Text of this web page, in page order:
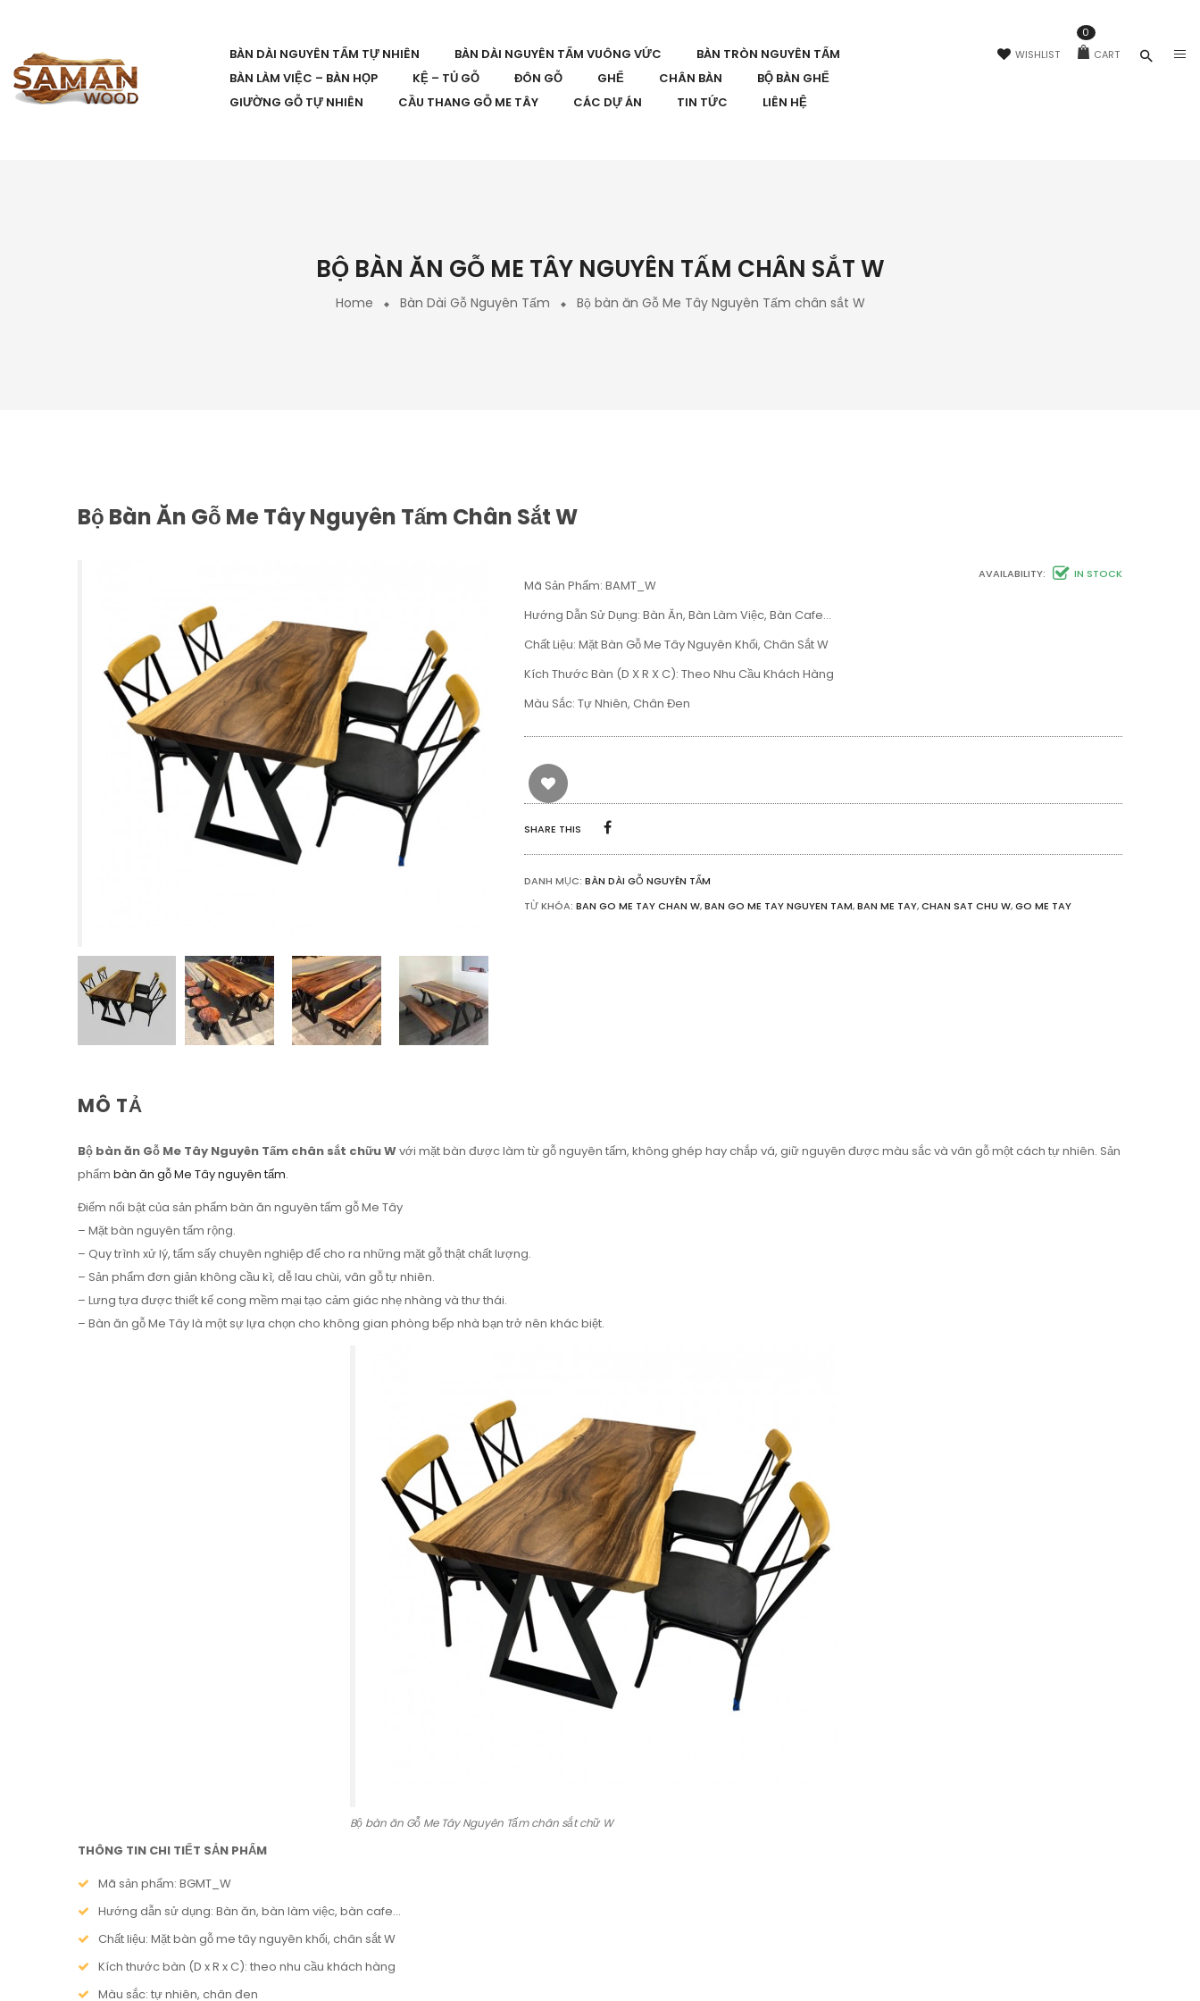
BÀN DÀI NGUYÊN TẤM TỰ NHIÊN BÀN DÀI NGUYÊN TẤM VUÔNG VỨC
BÀN TRÒN NGUYÊN TẤM
BÀN LÀM VIỆC – BÀN HỌP
KỆ – TỦ GỖ ĐÔN GỖ GHẾ CHÂN BÀN
BỘ BÀN GHẾ
GIƯỜNG GỖ TỰ NHIÊN
CẦU THANG GỖ ME TÂY CÁC DỰ ÁN TIN TỨC LIÊN HỆ
WISHLIST CART
0
BỘ BÀN ĂN GỖ ME TÂY NGUYÊN TẤM CHÂN SẮT W
Home Bàn Dài Gỗ Nguyên Tấm Bộ bàn ăn Gỗ Me Tây Nguyên Tấm chân sắt W
Bộ Bàn Ăn Gỗ Me Tây Nguyên Tấm Chân Sắt W
AVAILABILITY: IN STOCK
Mã Sản Phẩm: BAMT_W
Hướng Dẫn Sử Dụng: Bàn Ăn, Bàn Làm Việc, Bàn Cafe…
Chất Liệu: Mặt Bàn Gỗ Me Tây Nguyên Khối, Chân Sắt W
Kích Thước Bàn (D X R X C): Theo Nhu Cầu Khách Hàng
Màu Sắc: Tự Nhiên, Chân Đen
SHARE THIS
DANH MỤC: BÀN DÀI GỖ NGUYÊN TẤM
TỪ KHÓA: BAN GO ME TAY CHAN W,BAN GO ME TAY NGUYEN TAM,BAN ME TAY,CHAN SAT CHU W,GO ME TAY
MÔ TẢ
Bộ bàn ăn Gỗ Me Tây Nguyên Tấm chân sắt chữu Wvới mặt bàn được làm từ gỗ nguyên tấm, không ghép hay chắp vá, giữ nguyên được màu sắc và vân gỗ một cách tự nhiên. Sản
phẩm bàn ăn gỗ Me Tây nguyên tấm.
Điểm nổi bật của sản phẩm bàn ăn nguyên tấm gỗ Me Tây
– Mặt bàn nguyên tấm rộng.
– Quy trình xử lý, tẩm sấy chuyên nghiệp để cho ra những mặt gỗ thật chất lượng.
– Sản phẩm đơn giản không cầu kì, dễ lau chùi, vân gỗ tự nhiên.
– Lưng tựa được thiết kế cong mềm mại tạo cảm giác nhẹ nhàng và thư thái.
– Bàn ăn gỗ Me Tây là một sự lựa chọn cho không gian phòng bếp nhà bạn trở nên khác biệt.
Bộ bàn ăn Gỗ Me Tây Nguyên Tấm chân sắt chữ W
THÔNG TIN CHI TIẾT SẢN PHẨM
Mã sản phẩm: BGMT_W
Hướng dẫn sử dụng: Bàn ăn, bàn làm việc, bàn cafe…
Chất liệu: Mặt bàn gỗ me tây nguyên khối, chân sắt W
Kích thước bàn (D x R x C): theo nhu cầu khách hàng
Màu sắc: tự nhiên, chân đen